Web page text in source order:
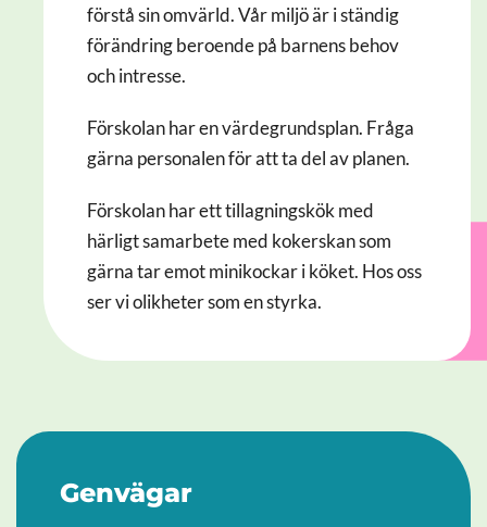
förstå sin omvärld. Vår miljö är i ständig
förändring beroende på barnens behov
och intresse.
Förskolan har en värdegrundsplan. Fråga
gärna personalen för att ta del av planen.
Förskolan har ett tillagningskök med
härligt samarbete med kokerskan som
gärna tar emot minikockar i köket. Hos oss
ser vi olikheter som en styrka.
Genvägar